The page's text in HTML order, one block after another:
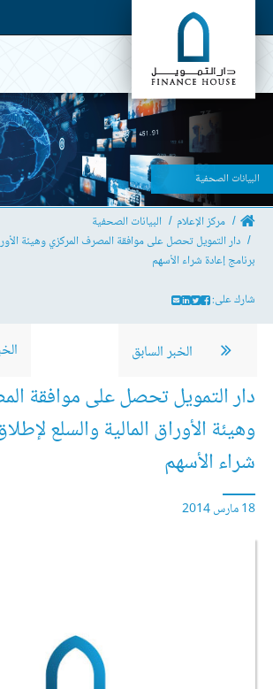
البيانات الصحفية
مركز الإعلام
البيانات الصحفية
دار التمويل تحصل على موافقة المصرف المركزي وهيئة
برنامج إعادة شراء الأسهم
شارك على:
الخبر السابق
دار التمويل تحصل على موافقة
وهيئة الأوراق المالية والسلع
شراء الأسهم
18 مارس 2014